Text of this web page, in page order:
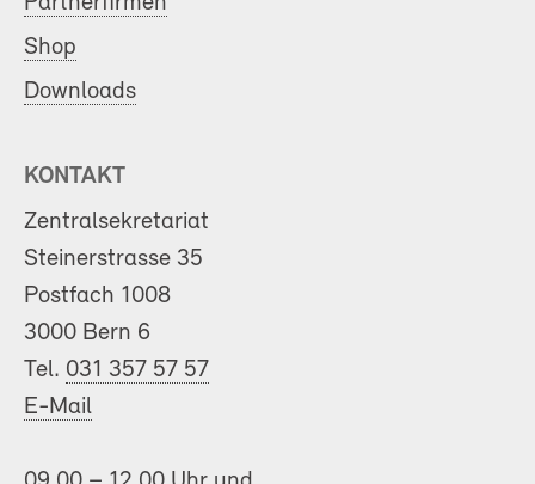
Shop
Downloads
KONTAKT
Zentralsekretariat
Steinerstrasse 35
Postfach 1008
3000 Bern 6
Tel. 031 357 57 57
E-Mail